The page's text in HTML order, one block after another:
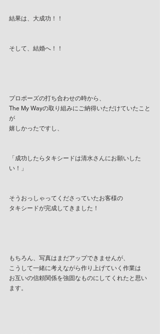
結果は、大成功！！
そして、結婚へ！！
プロポーズの打ち合わせの時から、
The My Wayの取り組みにご納得いただけていたこと
が
嬉しかったですし、
「成功したらタキシードは清水さんにお願いした
い！」
そうおっしゃってくださっていたお客様の
タキシードが完成してきました！
もちろん、写真はまだアップできませんが、
こうして一緒に考えながら作り上げていく作業は
お互いの信頼関係を強固なものにしてくれたと思い
ます。